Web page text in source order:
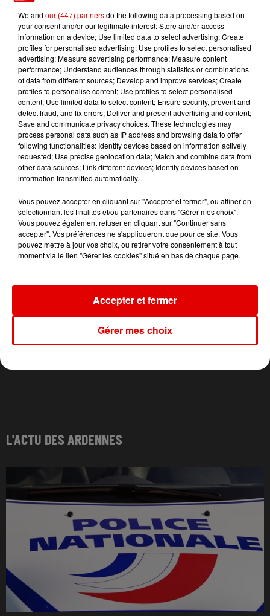
TITRES DIFFUSÉS
4h53
4h53 4h50
4h50
BEBE REXHA & DAVID
Sad Girls
4h46
4h46
L'ACTU DES ARDENNES
We and our (447) partnersdo the following data processing based on
your consent and/or our legitimate interest: Store and/or access
information on a device; Use limited data to select advertising; Create
profiles for personalised advertising; Use profiles to select personalised
advertising; Measure advertising performance; Measure content
performance; Understand audiences through statistics or combinations
of data from different sources; Develop and improve services; Create
profiles to personalise content; Use profiles to select personalised
content; Use limited data to select content; Ensure security, prevent and
detect fraud, and fix errors; Deliver and present advertising and content;
Save and communicate privacy choices. These technologies may
process personal data such as IP address and browsing data to offer
following functionalities: Identify devices based on information actively
requested; Use precise geolocation data; Match and combine data from
other data sources; Link different devices; Identify devices based on
information transmitted automatically.
Vous pouvez accepter en cliquant sur "Accepter et fermer", ou affiner en
sélectionnant les finalités et/ou partenaires dans "Gérer mes choix".
Vous pouvez également refuser en cliquant sur "Continuer sans
accepter". Vos préférences ne s'appliqueront que pour ce site. Vous
pouvez mettre à jour vos choix, ou retirer votre consentement à tout
moment via le lien "Gérer les cookies" situé en bas de chaque page.
Gérer mes choix
Accepter et fermer